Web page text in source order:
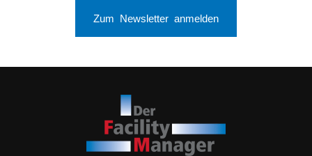
Zum Newsletter anmelden